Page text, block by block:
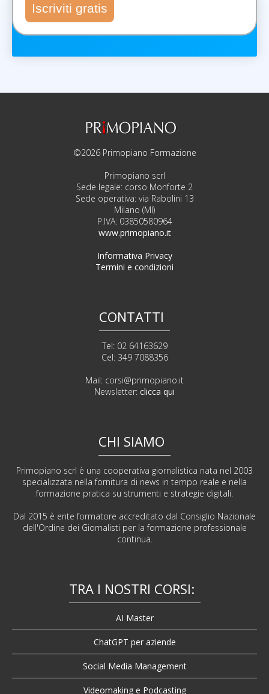
Iscriviti gratis
©2026 Primopiano Formazione
Primopiano scrl
Sede legale: corso Monforte 2
Sede operativa: via Rabolini 13
Milano (MI)
P.IVA: 03850580964
www.primopiano.it
Informativa Privacy
Termini e condizioni
CONTATTI
Tel: 02 64163629
Cel: 349 7088356
Mail: corsi@primopiano.it
Newsletter: clicca qui
CHI SIAMO
Primopiano scrl è una cooperativa giornalistica nata nel 2003
specializzata nella fornitura di news in tempo reale e nella
formazione pratica su strumenti e strategie digitali.
Dal 2015 è ente formatore accreditato dal Consiglio Nazionale
dell'Ordine dei Giornalisti per la formazione professionale
continua.
TRA I NOSTRI CORSI:
AI Master
ChatGPT per aziende
Social Media Management
Videomaking e Podcasting